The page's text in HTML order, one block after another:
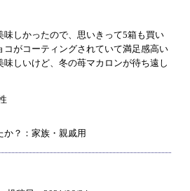
味しかったので、思いきって5箱も買い
コがコーティングされていて満足感高い
しいけど、冬の苺マカロンが待ち遠し
か？：家族・親戚用